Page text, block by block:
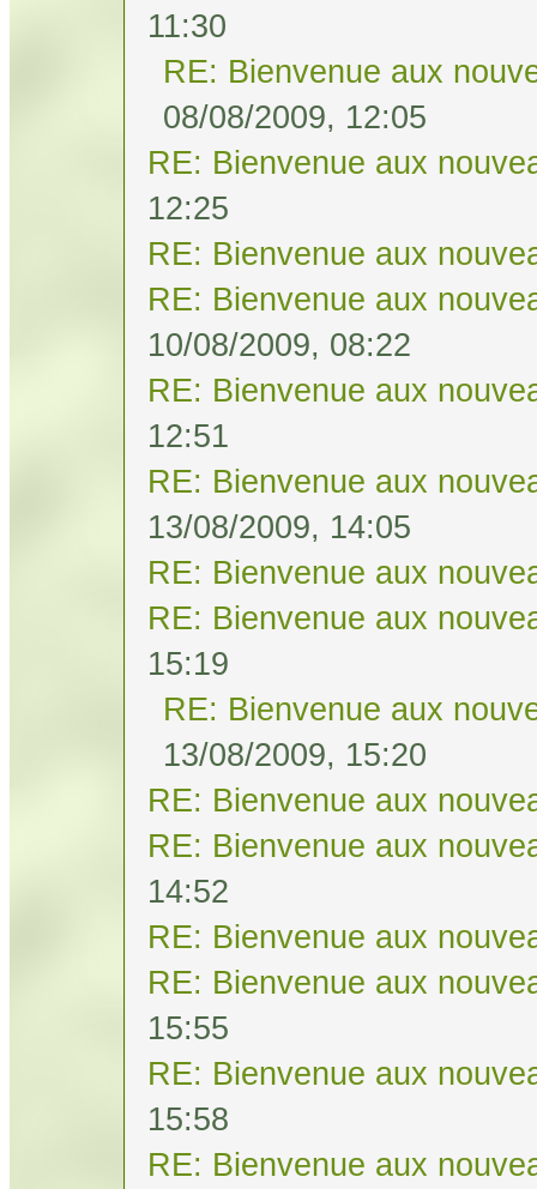
11:30
RE: Bienvenue aux
08/08/2009, 12:05
RE: Bienvenue aux
12:25
RE: Bienvenue aux
RE: Bienvenue aux
10/08/2009, 08:22
RE: Bienvenue aux
12:51
RE: Bienvenue aux
13/08/2009, 14:05
RE: Bienvenue aux
RE: Bienvenue aux
15:19
RE: Bienvenue aux
13/08/2009, 15:20
RE: Bienvenue aux
RE: Bienvenue aux
14:52
RE: Bienvenue aux
RE: Bienvenue aux
15:55
RE: Bienvenue aux
15:58
RE: Bienvenue aux